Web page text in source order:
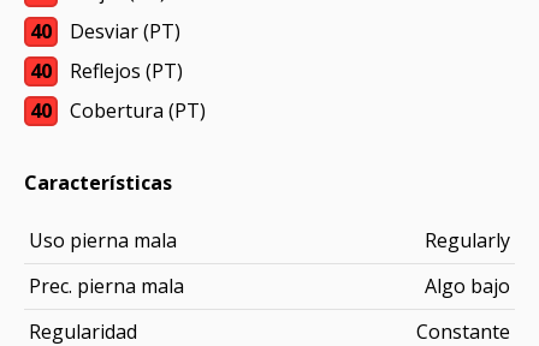
40
Desviar (PT)
40
Reflejos (PT)
40
Cobertura (PT)
Características
Uso pierna mala
Regularly
Prec. pierna mala
Algo bajo
Regularidad
Constante